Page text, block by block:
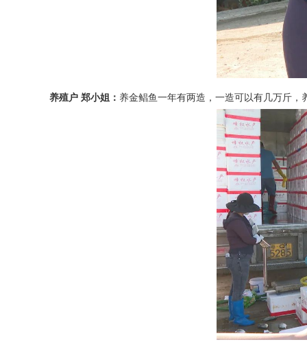
养殖户 郑小姐： 养金鲳鱼一年有两造，一造可以有几万斤，